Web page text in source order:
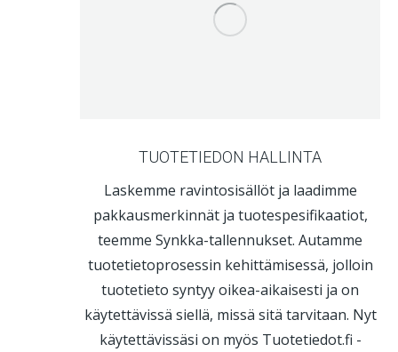
TUOTETIEDON HALLINTA
Laskemme ravintosisällöt ja laadimme
pakkausmerkinnät ja tuotespesifikaatiot,
teemme Synkka-tallennukset. Autamme
tuotetietoprosessin kehittämisessä, jolloin
tuotetieto syntyy oikea-aikaisesti ja on
käytettävissä siellä, missä sitä tarvitaan. Nyt
käytettävissäsi on myös Tuotetiedot.fi -